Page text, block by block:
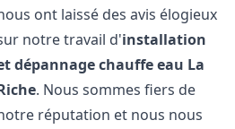
ont laissé des avis élogieux
notre travail d'installation
dépannage chauffe eau La
. Nous sommes fiers de
réputation et nous nous